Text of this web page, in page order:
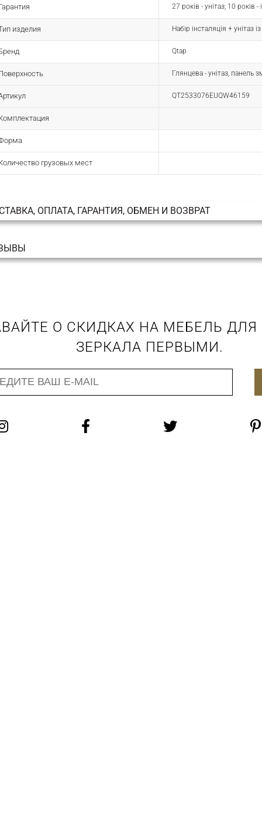
27 років - унітаз; 10 років
изделия Набір інсталяція + унітаз
Qtap
Глянцева - унітаз, панель
QT2533076EUQW46159
грузовых мест
ОПЛАТА, ГАРАНТИЯ, ОБМЕН И ВОЗВРАТ
О СКИДКАХ НА МЕБЕЛЬ
ЗЕРКАЛА ПЕРВЫМИ.